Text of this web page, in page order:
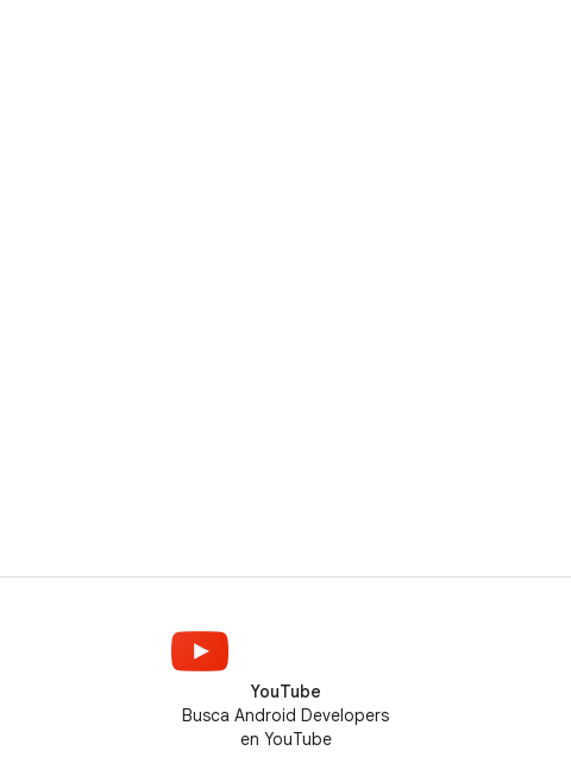
YouTube
Busca Android Developers
en YouTube